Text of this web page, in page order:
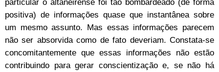
positiva) de informações quase que instantânea sobre
um mesmo assunto. Mas essas informações parecem
não ser absorvida como de fato deveriam. Constata-se
concomitantemente que essas informações não estão
contribuindo para gerar conscientização e, se não há